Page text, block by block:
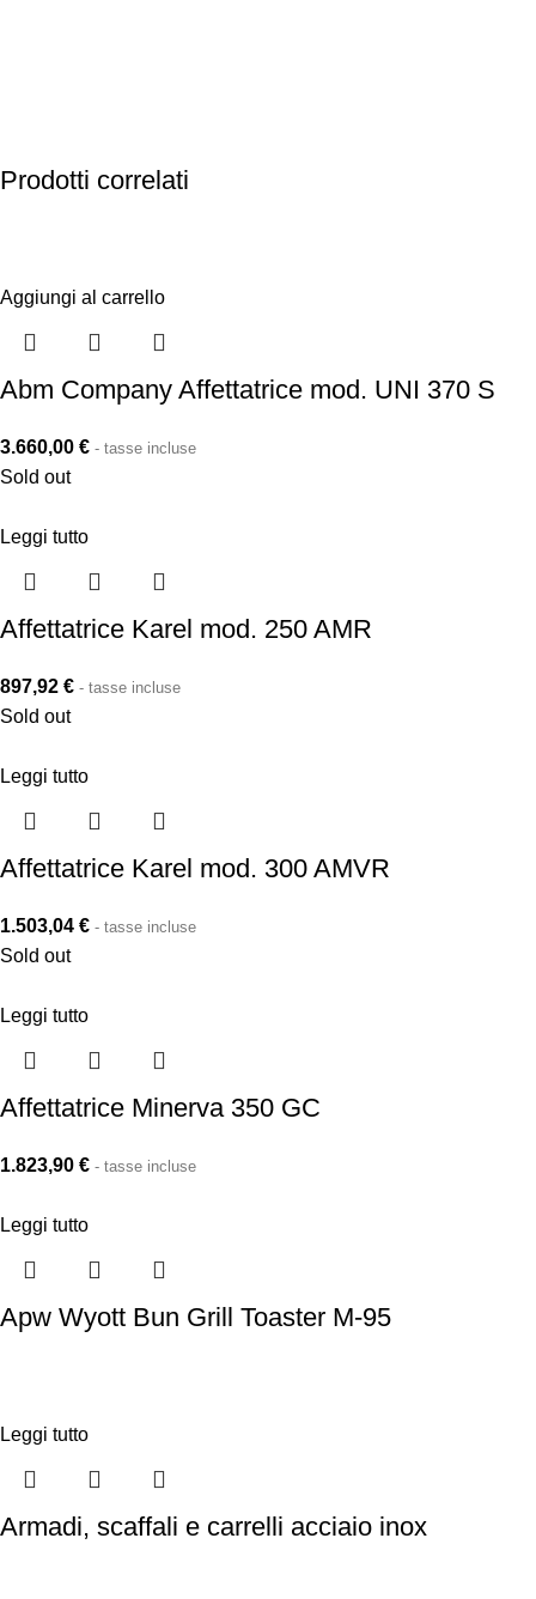
Prodotti correlati
Aggiungi al carrello
Abm Company Affettatrice mod. UNI 370 S
3.660,00€ - tasse incluse
Sold out
Leggi tutto
Affettatrice Karel mod. 250 AMR
897,92€ - tasse incluse
Sold out
Leggi tutto
Affettatrice Karel mod. 300 AMVR
1.503,04€ - tasse incluse
Sold out
Leggi tutto
Affettatrice Minerva 350 GC
1.823,90€ - tasse incluse
Leggi tutto
Apw Wyott Bun Grill Toaster M-95
Leggi tutto
Armadi, scaffali e carrelli acciaio inox